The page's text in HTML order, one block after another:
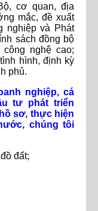
cơ quan, địa
mắc, đề xuất
nghiệp và Phát
sách đồng bộ
nghệ cao;
hình, định kỳ
phủ.
nghiệp, cá
tư phát triển
sơ, thực hiện
chúng tôi
đất;